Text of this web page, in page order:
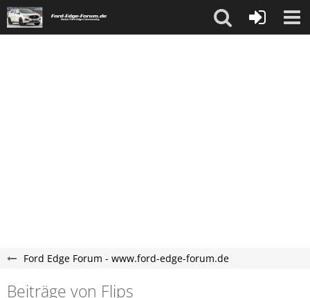
Ford Edge Forum - www.ford-edge-forum.de
Beiträge von Flips